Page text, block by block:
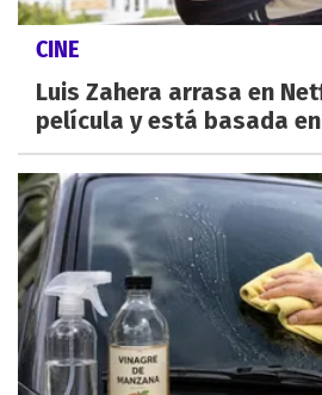
CINE
Luis Zahera arrasa en
película y está basada